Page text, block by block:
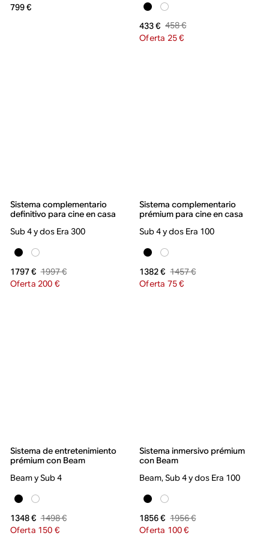
799 €
433 € 458 €
Oferta 25 €
Sistema complementario
definitivo para cine en casa
Sub 4 y dos Era 300
1797 € 1997 €
Oferta 200 €
Sistema complementario
prémium para cine en casa
Sub 4 y dos Era 100
1382 € 1457 €
Oferta 75 €
Sistema de entretenimiento
prémium con Beam
Beam y Sub 4
1348 € 1498 €
Oferta 150 €
Sistema inmersivo prémium
con Beam
Beam, Sub 4 y dos Era 100
1856 € 1956 €
Oferta 100 €